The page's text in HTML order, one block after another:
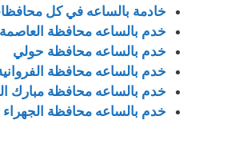
خادمة بالساعه في كل
خدم بالساعه محافظة العاصمة
خدم بالساعه محافظة حولي
خدم بالساعه محافظة
خدم بالساعه محافظة مبارك
خدم بالساعه محافظة الجهراء